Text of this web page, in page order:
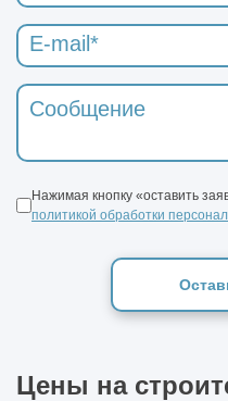
Нажимая кнопку «оставить
политикой обработки
Цены на